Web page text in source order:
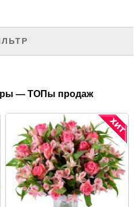
— ТОПы продаж